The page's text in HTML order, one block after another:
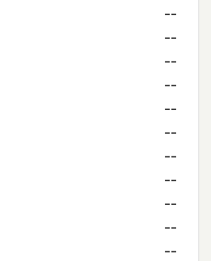
--
--
--
--
--
--
--
--
--
--
--